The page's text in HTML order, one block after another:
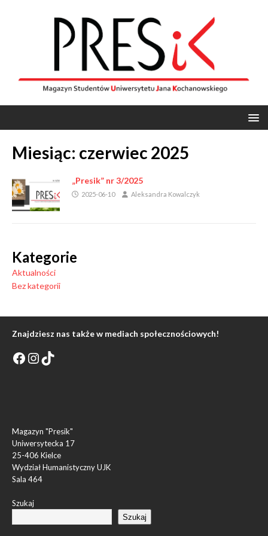
Miesiąc: czerwiec 2025
„Presik” nr 3/2025
2025-06-10 Aleksandra Kowalczyk
Kategorie
Aktualności
Bez kategorii
Znajdziesz nas także w mediach społecznościowych!
Magazyn "Presik"
Uniwersytecka 17
25-406 Kielce
Wydział Humanistyczny UJK
Sala 464
Szukaj
Szukaj